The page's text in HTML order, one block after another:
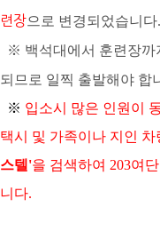
련장으로 변경되었습니다.
※ 백석대에서 훈련장까
되므로 일찍 출발해야 합
※ 입소시 많은 인원이
택시 및 가족이나 지인
스텔'을 검색하여 203여
니다.